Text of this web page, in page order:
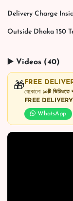
Delivery Charge
Outside Dhaka 150
▶️ Videos (40)
🎁 FREE
যেকোনো ১০টি ভিডিওতে
FREE DELIVERY
WhatsApp